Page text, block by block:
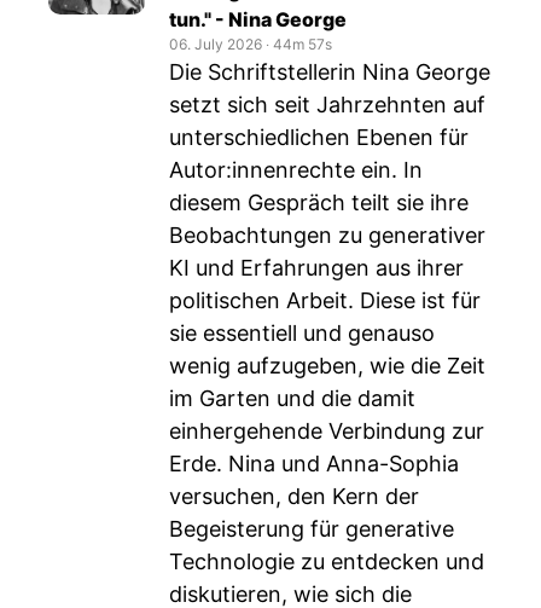
tun." - Nina George
06. July 2026 ‧ 44m 57s
Die Schriftstellerin Nina George
setzt sich seit Jahrzehnten auf
unterschiedlichen Ebenen für
Autor:innenrechte ein. In
diesem Gespräch teilt sie ihre
Beobachtungen zu generativer
KI und Erfahrungen aus ihrer
politischen Arbeit. Diese ist für
sie essentiell und genauso
wenig aufzugeben, wie die Zeit
im Garten und die damit
einhergehende Verbindung zur
Erde. Nina und Anna-Sophia
versuchen, den Kern der
Begeisterung für generative
Technologie zu entdecken und
diskutieren, wie sich die